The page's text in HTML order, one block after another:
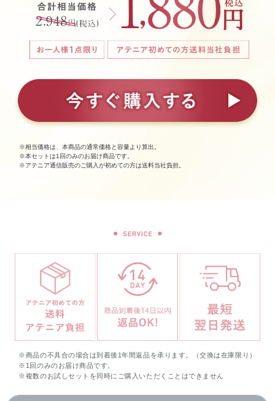
※相当価格は、本商品の通常価格と容量より算出。
※本セットは1回のみのお届け商品です。
※アテニア通信販売のご購入が初めての方は送料当社負担。
※商品の不具合の場合は到着後1年間返品を承ります。（交換は在庫限り）
※1回のみのお届け商品です。
※複数のお試しセットを同時にご購入いただくことはできません